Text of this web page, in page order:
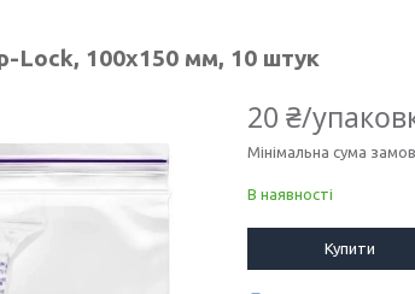
Lock, 100х150 мм, 10 штук
20 ₴/
Мінімальна сума
В наявності
Купити